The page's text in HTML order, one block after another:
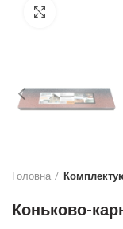
Головна
Коньково-